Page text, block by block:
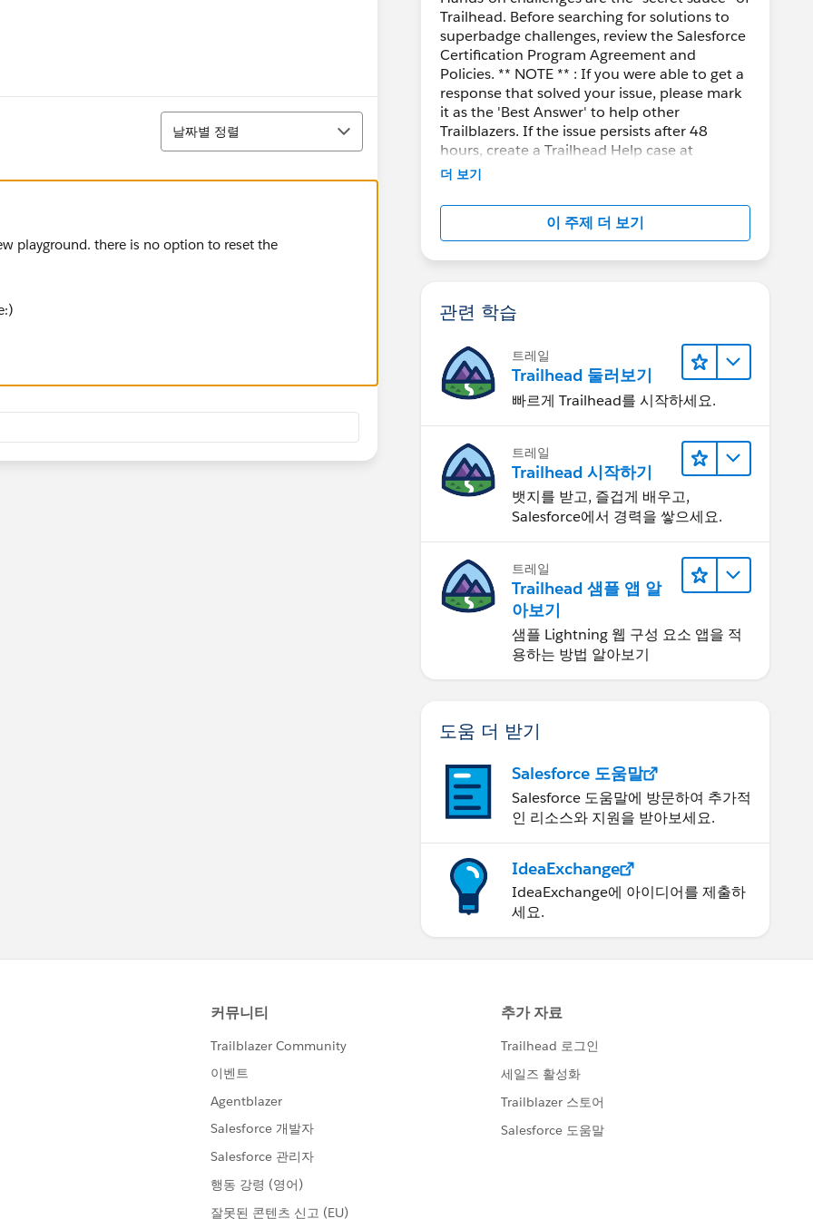
정렬
날짜별 정렬
playground. there is no option to reset the
Trailhead. Before searching for solutions to
superbadge challenges, review the Salesforce
Certification Program Agreement and
Policies. ** NOTE ** : If you were able to get a
response that solved your issue, please mark
it as the 'Best Answer' to help other
Trailblazers. If the issue persists after 48
hours, create a Trailhead Help case at
https://help.salesforce.com/s/support
더 보기
이 주제 더 보기
관련 학습
트레일
Trailhead 둘러보기
빠르게 Trailhead를 시작하세요.
트레일
Trailhead 시작하기
뱃지를 받고, 즐겁게 배우고,
Salesforce에서 경력을 쌓으세요.
트레일
Trailhead 샘플 앱 알
아보기
샘플 Lightning 웹 구성 요소 앱을 적
용하는 방법 알아보기
도움 더 받기
Salesforce 도움말
Salesforce 도움말에 방문하여 추가적
인 리소스와 지원을 받아보세요.
IdeaExchange
IdeaExchange에 아이디어를 제출하
세요.